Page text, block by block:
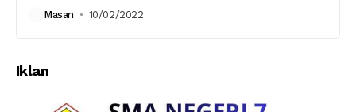
Masan 10/02/2022
Iklan